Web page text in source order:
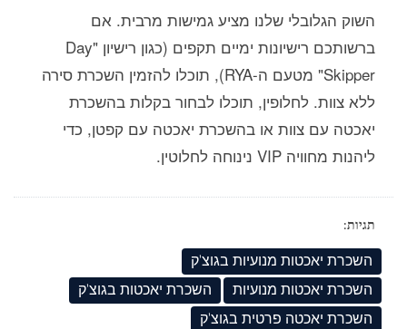
השוק הגלובלי שלנו מציע גמישות מרבית. אם
ברשותכם רישיונות ימיים תקפים (כגון רישיון "Day
Skipper" מטעם ה-RYA), תוכלו להזמין השכרת סירה
ללא צוות. לחלופין, תוכלו לבחור בקלות בהשכרת
יאכטה עם צוות או בהשכרת יאכטה עם קפטן, כדי
ליהנות מחוויה VIP נינוחה לחלוטין.
תגיות:
השכרת יאכטות מנועיות בגוצ'ק
השכרת יאכטות מנועיות
השכרת יאכטות בגוצ'ק
השכרת יאכטה פרטית בגוצ'ק